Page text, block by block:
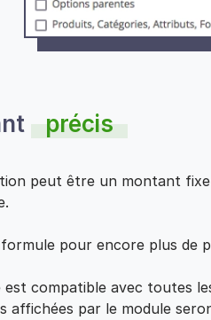
précis
peut être un montant
pour encore plus de
est compatible avec toutes
affichées par le module